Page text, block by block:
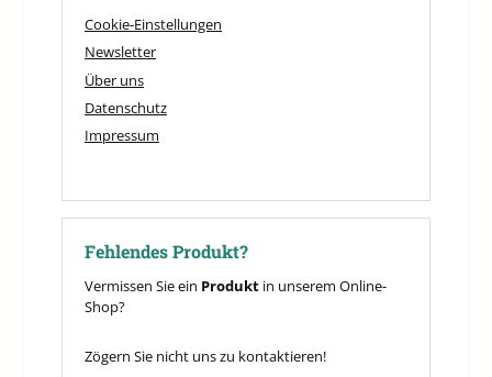
Cookie-Einstellungen
Newsletter
Über uns
Datenschutz
Impressum
Fehlendes Produkt?
Vermissen Sie ein Produkt in unserem Online-
Shop?
Zögern Sie nicht uns zu kontaktieren!